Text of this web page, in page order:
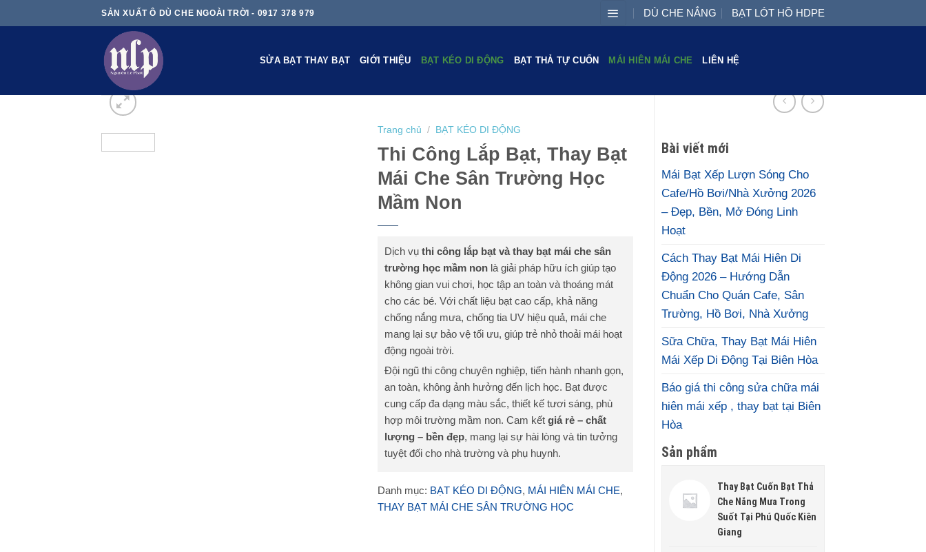
to
SẢN XUẤT Ô DÙ CHE NGOÀI TRỜI - 0917 378 979 DÙ CHE NẮNG BẠT LÓT HỒ HDPE
SỬA BẠT THAY BẠT GIỚI THIỆU BẠT KÉO DI ĐỘNG BẠT THẢ TỰ CUỐN MÁI HIÊN MÁI CHE LIÊN HỆ
Bài viết mới
Mái Bạt Xếp Lượn Sóng Cho
Cafe/Hồ Bơi/Nhà Xưởng 2026
– Đẹp, Bền, Mở Đóng Linh
Hoạt
Cách Thay Bạt Mái Hiên Di
Động 2026 – Hướng Dẫn
Chuẩn Cho Quán Cafe, Sân
Trường, Hồ Bơi, Nhà Xưởng
Sữa Chữa, Thay Bạt Mái Hiên
Mái Xếp Di Động Tại Biên Hòa
Báo giá thi công sửa chữa mái
hiên mái xếp , thay bạt tại Biên
Hòa
Sản phẩm
Thay Bạt Cuốn Bạt Thả
Che Nắng Mưa Trong
Suốt Tại Phú Quốc Kiên
Giang
Trang chủ / BẠT KÉO DI ĐỘNG
Thi Công Lắp Bạt, Thay Bạt
Mái Che Sân Trường Học
Mầm Non
Dịch vụ thi công lắp bạt và thay bạt mái che sân
trường học mầm nonlà giải pháp hữu ích giúp tạo
không gian vui chơi, học tập an toàn và thoáng mát
cho các bé. Với chất liệu bạt cao cấp, khả năng
chống nắng mưa, chống tia UV hiệu quả, mái che
mang lại sự bảo vệ tối ưu, giúp trẻ nhỏ thoải mái hoạt
động ngoài trời.
Đội ngũ thi công chuyên nghiệp, tiến hành nhanh gọn,
an toàn, không ảnh hưởng đến lịch học. Bạt được
cung cấp đa dạng màu sắc, thiết kế tươi sáng, phù
hợp môi trường mầm non. Cam kết giá rẻ – chất
lượng – bền đẹp, mang lại sự hài lòng và tin tưởng
tuyệt đối cho nhà trường và phụ huynh.
Danh mục: BẠT KÉO DI ĐỘNG, MÁI HIÊN MÁI CHE,
THAY BẠT MÁI CHE SÂN TRƯỜNG HỌC